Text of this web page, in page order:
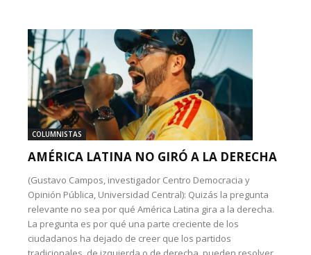
COLUMNISTAS
AMÉRICA LATINA NO GIRÓ A LA DERECHA
(Gustavo Campos, investigador Centro Democracia y
Opinión Pública, Universidad Central): Quizás la pregunta
relevante no sea por qué América Latina gira a la derecha.
La pregunta es por qué una parte creciente de los
ciudadanos ha dejado de creer que los partidos